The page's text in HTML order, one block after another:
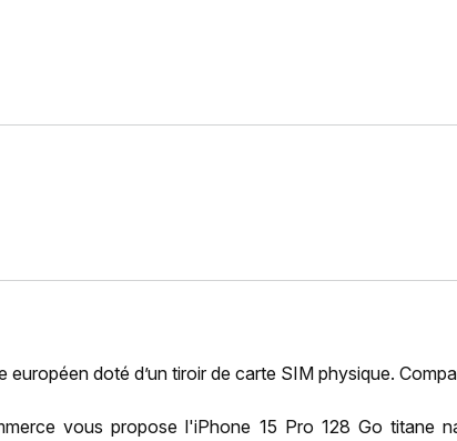
européen doté d’un tiroir de carte SIM physique.
vous propose l'iPhone 15 Pro 128 Go titane